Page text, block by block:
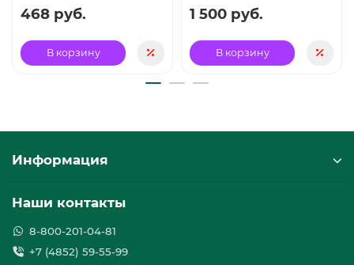
468 руб.
В корзину
1 500 руб.
В корзину
Информация
Наши контакты
8-800-201-04-81
+7 (4852) 59-55-99